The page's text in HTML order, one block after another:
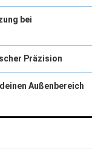
bei
Präzision
Außenbereich